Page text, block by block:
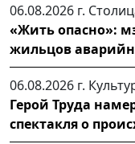
06.08.2026 г.
«Жить опасно»:
жильцов
06.08.2026 г.
Герой Труда
спектакля о